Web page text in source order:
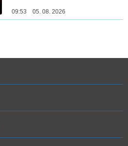
09:53 05. 08. 2026